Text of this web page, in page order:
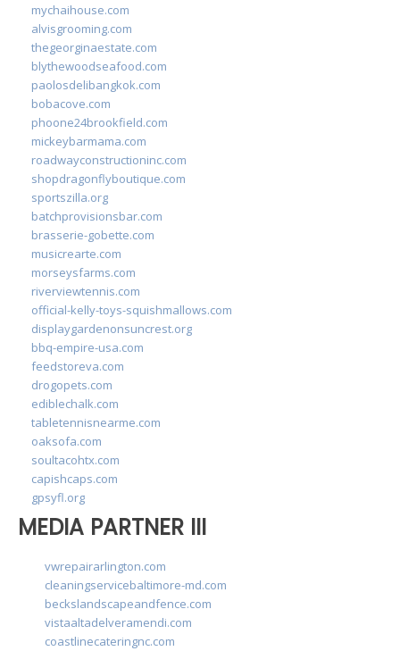
mychaihouse.com
alvisgrooming.com
thegeorginaestate.com
blythewoodseafood.com
paolosdelibangkok.com
bobacove.com
phoone24brookfield.com
mickeybarmama.com
roadwayconstructioninc.com
shopdragonflyboutique.com
sportszilla.org
batchprovisionsbar.com
brasserie-gobette.com
musicrearte.com
morseysfarms.com
riverviewtennis.com
official-kelly-toys-squishmallows.com
displaygardenonsuncrest.org
bbq-empire-usa.com
feedstoreva.com
drogopets.com
ediblechalk.com
tabletennisnearme.com
oaksofa.com
soultacohtx.com
capishcaps.com
gpsyfl.org
MEDIA PARTNER III
vwrepairarlington.com
cleaningservicebaltimore-md.com
beckslandscapeandfence.com
vistaaltadelveramendi.com
coastlinecateringnc.com